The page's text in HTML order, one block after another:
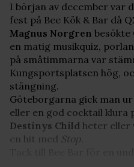
I början av december var
fest på Bee Kök & Bar då
Magnus Norgren besökte
en matig musikquiz,
på småtimmarna var
Kungsportsplatsen hög,
stängning.
Göteborgarna gick man
eller en god cocktail klura
Destinys Child heter eller
en hit med Stop